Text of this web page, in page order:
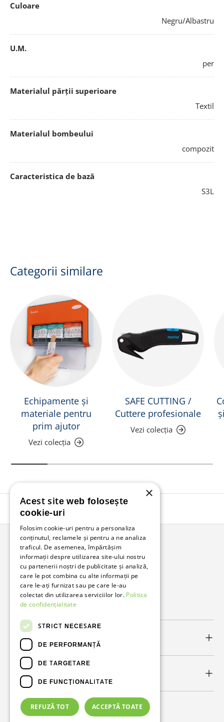
Culoare
Negru/Albastru
U.M.
per
Materialul părții superioare
Textil
Materialul bombeului
compozit
Caracteristica de bază
S3L
Categorii similare
Echipamente și
materiale pentru
prim ajutor
Vezi colecția
SAFE CUTTING /
Cuttere profesionale
Vezi colecția
Înapoi în sus
Bunzl Romania
Soluții complete pentru afacerea ta.
FacebookLinkedIn
Link-uri utile
Newsletter
Metode de plată acceptate
×
Acest site web folosește
cookie-uri
Folosim cookie-uri pentru a personaliza
conținutul, reclamele și pentru a ne analiza
traficul. De asemenea, împărtășim
informații despre utilizarea site-ului nostru
cu partenerii noștri de publicitate și analiză,
care le pot combina cu alte informații pe
care le-ați furnizat sau pe care le-au
colectat din utilizarea serviciilor lor. Politica
de confidențialitate
STRICT NECESARE
DE PERFORMANȚĂ
DE TARGETARE
DE FUNCŢIONALITATE
ACCEPTĂ TOATE
REFUZĂ TOT